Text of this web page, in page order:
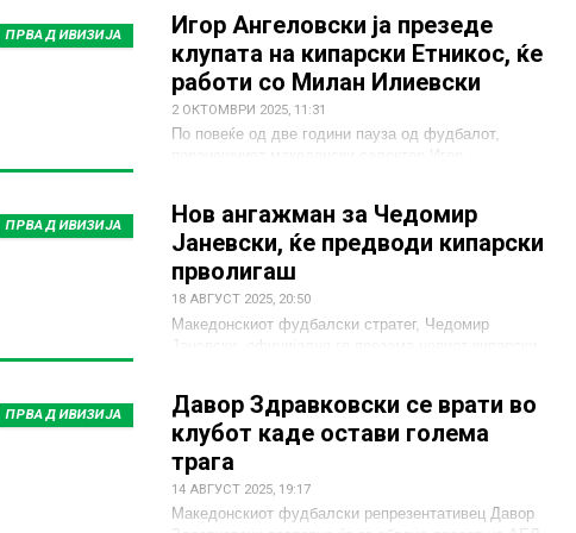
ПРВА ДИВИЗИЈА
Игор Ангеловски ја презеде
клупата на кипарски Етникос, ќе
работи со Милан Илиевски
2 ОКТОМВРИ 2025, 11:31
По повеќе од две години пауза од фудбалот,
поранешниот македонски селектор Игор
ПРВА ДИВИЗИЈА
Нов ангажман за Чедомир
Јаневски, ќе предводи кипарски
прволигаш
18 АВГУСТ 2025, 20:50
Македонскиот фудбалски стратег, Чедомир
Јаневски, официјално го презема новиот кипарски
ПРВА ДИВИЗИЈА
Давор Здравковски се врати во
клубот каде остави голема
трага
14 АВГУСТ 2025, 19:17
Македонскиот фудбалски репрезентативец Давор